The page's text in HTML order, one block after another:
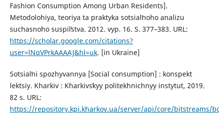
Fashion Consumption Among Urban Residents].
Metodolohiya, teoriya ta praktyka sotsialʹnoho analizu
suchasnoho suspilʹstva. 2012. vyp. 16. S. 377–383. URL:
https://scholar.google.com/citations?
user=lNqVPrkAAAAJ&hl=uk. [in Ukraine]
Sotsialʹni spozhyvannya [Social consumption] : konspekt
lektsiy. Kharkiv : Kharkivsʹkyy politekhnichnyy instytut, 2019.
82 s. URL:
https://repository.kpi.kharkov.ua/server/api/core/bitstreams/